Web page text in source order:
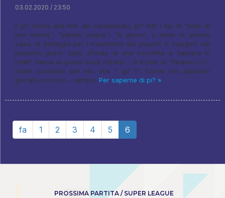
03.02.2020 / 23:50
Il pi? vicino alla fine del campionato, pi? tutti i tipi di "punti di
non ritorno", "partite chiave", "X giorni", o simili. In questo
caso, la battaglia per l'isolamento dei playoff si svolger? nei
prossimi giorni. Sullo sfondo di una sconfitta a Samara in
realt? hanno un posto dove ritirarsi - di fronte al "Dinamo-LO".
rivale scomodo per noi, che ? gi? l?. Come non abbiamo
giocato con loro - sempre Per saperne di pi? »
fa 1 2 3 4 5 6
PROSSIMA PARTITA / SUPER LEAGUE